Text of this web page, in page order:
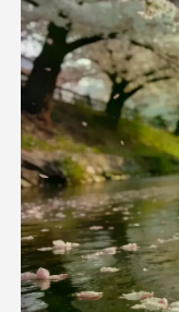
Andre verktøy
Maler
Avatar Video
AI Video